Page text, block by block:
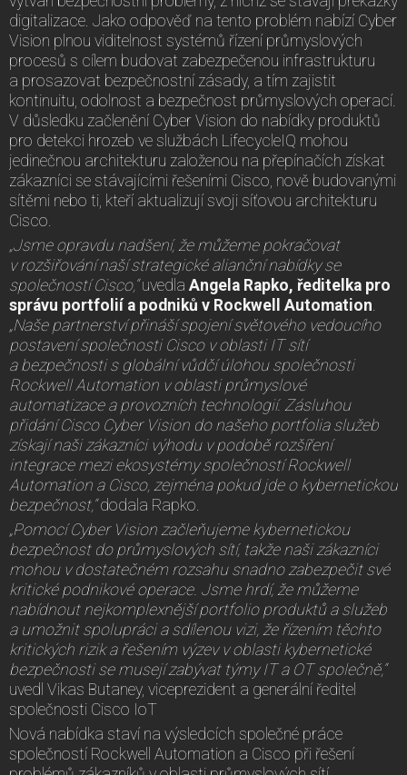
digitalizace. Jako odpověď na tento problém nabízí Cyber
Vision plnou viditelnost systémů řízení průmyslových
procesů s cílem budovat zabezpečenou infrastrukturu
a prosazovat bezpečnostní zásady, a tím zajistit
kontinuitu, odolnost a bezpečnost průmyslových operací.
V důsledku začlenění Cyber Vision do nabídky produktů
pro detekci hrozeb ve službách LifecycleIQ mohou
jedinečnou architekturu založenou na přepínačích získat
zákazníci se stávajícími řešeními Cisco, nově budovanými
sítěmi nebo ti, kteří aktualizují svoji síťovou architekturu
Cisco.
„Jsme opravdu nadšení, že můžeme pokračovat
v rozšiřování naší strategické alianční nabídky se
společností Cisco,“uvedla Angela Rapko, ředitelka pro
správu portfolií a podniků v Rockwell Automation
„Naše partnerství přináší spojení světového vedoucího
postavení společnosti Cisco v oblasti IT sítí
a bezpečnosti s globální vůdčí úlohou společnosti
Rockwell Automation v oblasti průmyslové
automatizace a provozních technologií. Zásluhou
přidání Cisco Cyber Vision do našeho portfolia služeb
získají naši zákazníci výhodu v podobě rozšíření
integrace mezi ekosystémy společností Rockwell
Automation a Cisco, zejména pokud jde o kybernetickou
bezpečnost,“dodala Rapko.
„Pomocí Cyber Vision začleňujeme kybernetickou
bezpečnost do průmyslových sítí, takže naši zákazníci
mohou v dostatečném rozsahu snadno zabezpečit své
kritické podnikové operace. Jsme hrdí, že můžeme
nabídnout nejkomplexnější portfolio produktů a služeb
a umožnit spolupráci a sdílenou vizi, že řízením těchto
kritických rizik a řešením výzev v oblasti kybernetické
bezpečnosti se musejí zabývat týmy IT a OT společně,“
uvedl Vikas Butaney, viceprezident a generální ředitel
společnosti Cisco IoT
Nová nabídka staví na výsledcích společné práce
společností Rockwell Automation a Cisco při řešení